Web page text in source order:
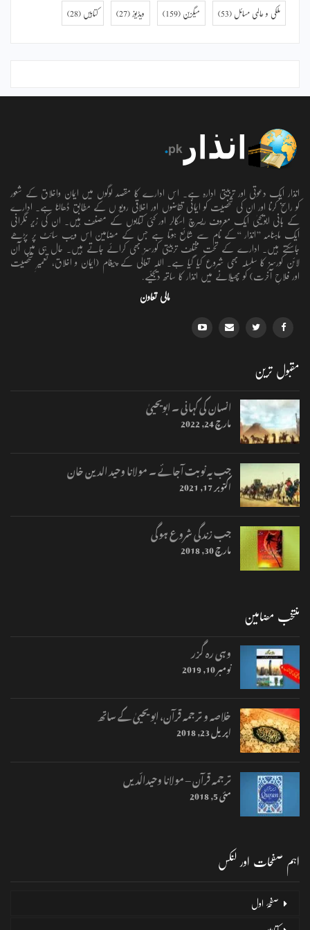
ملکی و عالمی مسائل (53) میگزین (159) ویڈیوز (27) کتابیں (28)
انذار ایک دعوتی اور تربیتی ادارہ ہے۔ اس ادارے کا مقصد لوگوں میں ایمان واخلاق کے شعور
کو راسخ کرنا اور ان کی شخصیت کو ایمانی تقاضوں اور اخلاقی رویو ں کے مطابق ڈھالنا ہے۔ ادارے
کے بانی ابویحییٰ ایک معروف ریسرچ اسکالر اور کئی کتابوں کے مصنف ہیں۔ ان کی زیر نگرانی
ایک ماہنامہ ’’انذار ‘‘کے نام سے شائع ہوتا ہے جس کے مضامین اس ویب سائٹ پر پڑھے
جاسکتے ہیں۔ ادارے کے تحت مختلف تربیتی کورسز بھی کرائے جاتے ہیں۔ حال ہی میں آن
لائن کورسز کا سلسلہ بھی شروع کیا گیا ہے۔ اللہ تعالٰی کے پیغام (ایمان و اخلاق، تعمیرِ شخصیت
اور فلاحِ آخرت) کو پھیلانے میں انذار کا ساتھ دیجئیے.
مالی تعاون
مقبول ترین
انسان کی کہانی ۔ ابویحییٰ
مارچ 24, 2022
جب یہ نوبت آجائے ۔ مولانا وحید الدین خان
اکتوبر 17, 2021
جب زندگی شروع ہوگی
مارچ 30, 2018
منتخب مضامین
وہی رہ گزر
نومبر 10, 2019
خلاصہ و ترجمہ قرآن، ابو یحییٰ کے ساتھ
اپریل 23, 2018
ترجمہ قرآن – مولانا وحیدالّدیں
مئی 5, 2018
اہم صفحات اور لنکس
صفحۂ اول